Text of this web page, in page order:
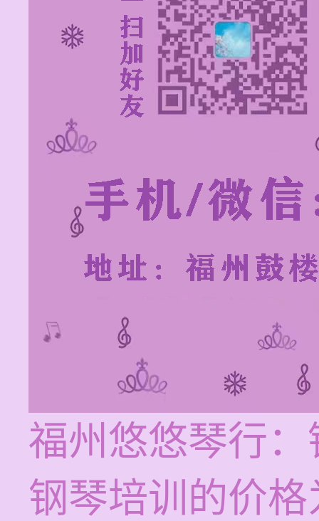
福州悠悠琴行
钢琴培训的价